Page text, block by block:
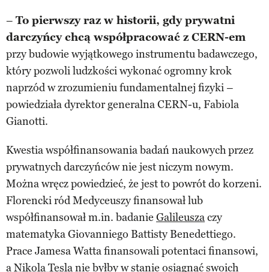
– To pierwszy raz w historii, gdy prywatni
darczyńcy chcą współpracować z CERN-em
przy budowie wyjątkowego instrumentu badawczego,
który pozwoli ludzkości wykonać ogromny krok
naprzód w zrozumieniu fundamentalnej fizyki –
powiedziała dyrektor generalna CERN-u, Fabiola
Gianotti.
Kwestia współfinansowania badań naukowych przez
prywatnych darczyńców nie jest niczym nowym.
Można wręcz powiedzieć, że jest to powrót do korzeni.
Florencki ród Medyceuszy finansował lub
współfinansował m.in. badanie Galileuszaczy
matematyka Giovanniego Battisty Benedettiego.
Prace Jamesa Watta finansowali potentaci finansowi,
aNikola Teslanie byłby w stanie osiągnąć swoich